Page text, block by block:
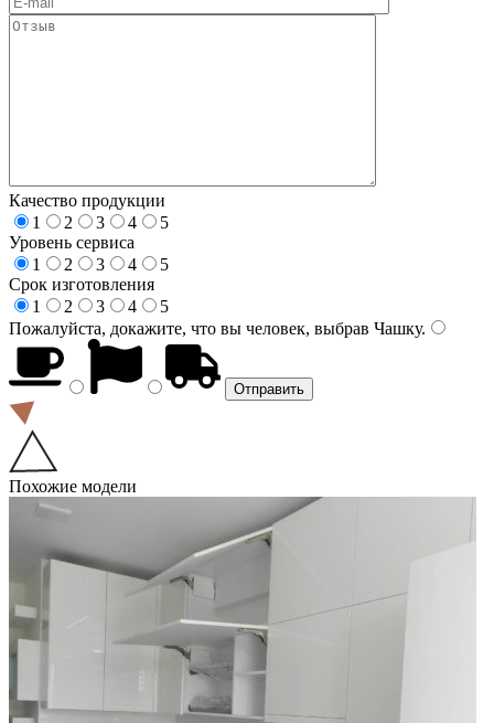
Качество продукции
1
2 3 4
5
Уровень сервиса
1
2 3 4
5
Срок изготовления
1
2 3 4
5
Пожалуйста, докажите, что вы человек, выбрав Чашку.
Похожие модели